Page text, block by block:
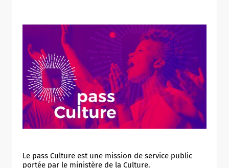
Le pass Culture est une mission de service public
portée par le ministère de la Culture.